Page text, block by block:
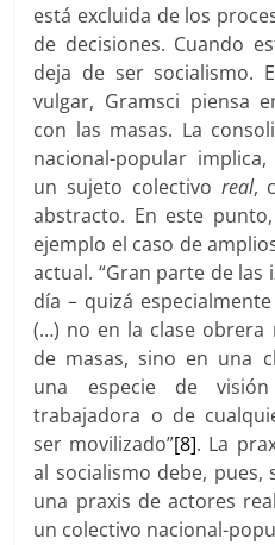
está excluida de los
de decisiones. Cuando
deja de ser socialismo.
vulgar, Gramsci piensa
con las masas. La
nacional-popular
un sujeto colectivo real,
abstracto. En este
ejemplo el caso de
actual. “Gran parte de
día – quizá
(…) no en la clase obrera
de masas, sino en una
una especie de
trabajadora o de
ser movilizado”[8]. La
al socialismo debe, pues,
una praxis de actores
un colectivo nacional-